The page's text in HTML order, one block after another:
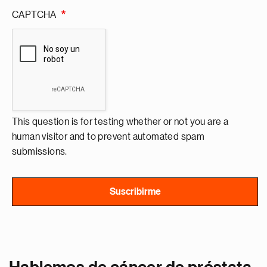
CAPTCHA
This question is for testing whether or not you are a
human visitor and to prevent automated spam
submissions.